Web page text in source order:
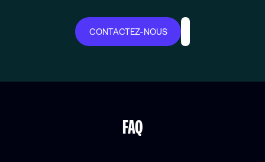
CONTACTEZ-NOUS
FAQ